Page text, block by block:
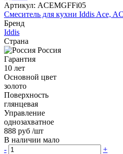
Артикул: ACEMGFFi05
Смеситель для кухни Iddis Ace,
Бренд
Iddis
Страна
Россия
Гарантия
10 лет
Основной цвет
золото
Поверхность
глянцевая
Управление
однозахватное
888 руб /шт
В наличии мало
-
+